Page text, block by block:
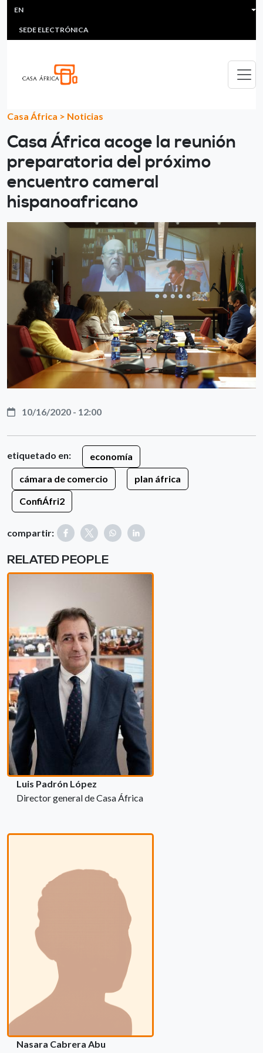
Skip to main content
HEADER MENU
MULTIMEDIA
SEDE ELECTRÓNICA
EN
Casa África > Noticias
Casa África acoge la reunión
preparatoria del próximo
encuentro cameral
hispanoafricano
10/16/2020 - 12:00
etiquetado en:
economía
cámara de comercio
plan áfrica
ConfiÁfri2
compartir:
RELATED PEOPLE
Luis Padrón López
Director general de Casa África
Nasara Cabrera Abu